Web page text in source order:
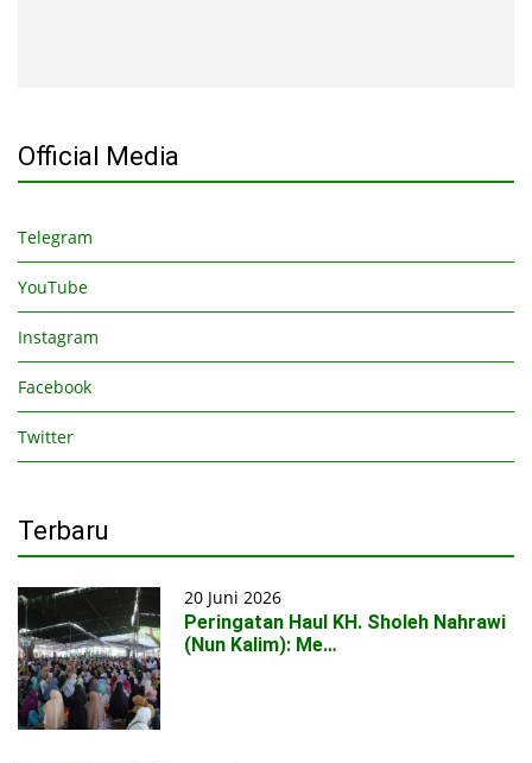
Official Media
Telegram
YouTube
Instagram
Facebook
Twitter
Terbaru
20 Juni 2026
Peringatan Haul KH. Sholeh Nahrawi
(Nun Kalim): Me…